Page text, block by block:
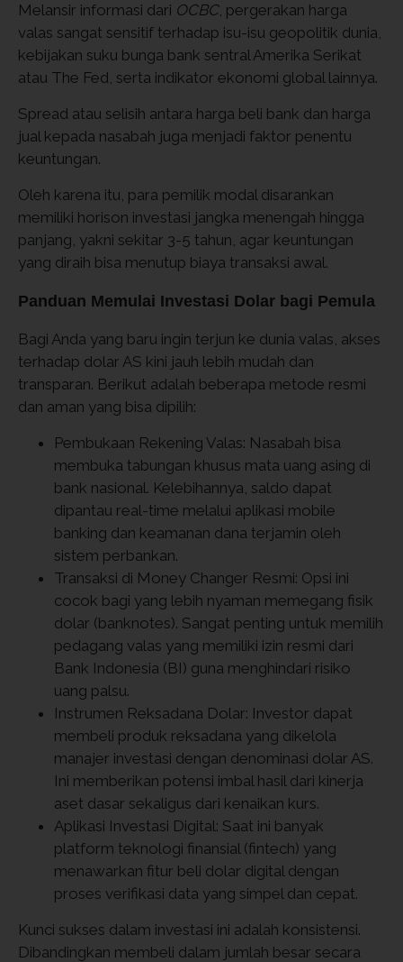
Melansir informasi dari OCBC, pergerakan harga
valas sangat sensitif terhadap isu-isu geopolitik dunia,
kebijakan suku bunga bank sentral Amerika Serikat
atau The Fed, serta indikator ekonomi global lainnya.
Spread atau selisih antara harga beli bank dan harga
jual kepada nasabah juga menjadi faktor penentu
keuntungan.
Oleh karena itu, para pemilik modal disarankan
memiliki horison investasi jangka menengah hingga
panjang, yakni sekitar 3-5 tahun, agar keuntungan
yang diraih bisa menutup biaya transaksi awal.
Panduan Memulai Investasi Dolar bagi Pemula
Bagi Anda yang baru ingin terjun ke dunia valas, akses
terhadap dolar AS kini jauh lebih mudah dan
transparan. Berikut adalah beberapa metode resmi
dan aman yang bisa dipilih:
Pembukaan Rekening Valas: Nasabah bisa
membuka tabungan khusus mata uang asing di
bank nasional. Kelebihannya, saldo dapat
dipantau real-time melalui aplikasi mobile
banking dan keamanan dana terjamin oleh
sistem perbankan.
Transaksi di Money Changer Resmi: Opsi ini
cocok bagi yang lebih nyaman memegang fisik
dolar (banknotes). Sangat penting untuk memilih
pedagang valas yang memiliki izin resmi dari
Bank Indonesia (BI) guna menghindari risiko
uang palsu.
Instrumen Reksadana Dolar: Investor dapat
membeli produk reksadana yang dikelola
manajer investasi dengan denominasi dolar AS.
Ini memberikan potensi imbal hasil dari kinerja
aset dasar sekaligus dari kenaikan kurs.
Aplikasi Investasi Digital: Saat ini banyak
platform teknologi finansial (fintech) yang
menawarkan fitur beli dolar digital dengan
proses verifikasi data yang simpel dan cepat.
Kunci sukses dalam investasi ini adalah konsistensi.
Dibandingkan membeli dalam jumlah besar secara